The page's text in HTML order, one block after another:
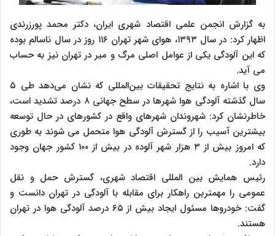
به گزارش انجمن علمی اقتصاد شهری ایران، دکتر محمد پورزرندی
اظهار کرد: در سال ۱۳۹۳، هوای شهر تهران ۱۱۶ روز در سال ناسالم بوده
که این آلودگی یکی از عوامل اصلی مرگ و میر در تهران نیز به حساب
می آید.
وی با اشاره به نتایج تحقیقات بین‌المللی که نشان می‌دهد طی ۵
سال گذشته آلودگی هوا شهرها در سطح جهانی ۸ درصد تشدید است،
خاطرنشان کرد: شهروندان شهرهای واقع در کشورهای در حال توسعه
بیشترین آسیب را از گسترش آلودگی هوا متحمل می شوند به طوری
که امروز بیش از ۳ هزار شهر آلوده در بیش از ۱۰۰ کشور جهان وجود
دارد.
رئیس همایش بین المللی اقتصاد شهری، گسترش حمل و نقل
عمومی را مهمترین راهکار برای مقابله با آلودگی در تهران دانست و
گفت: خودروها مسئول ایجاد بیش از ۶۵ درصد آلودگی هوا در تهران
هستند.